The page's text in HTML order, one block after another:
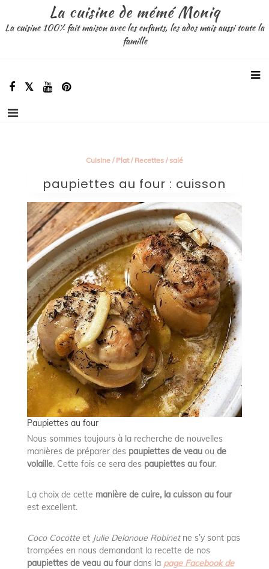
contenu
La cuisine de mémé Moniq
La cuisine 100% fait maison avec les enfants, les ados mais aussi toute la
famille
Cuisine/ Plat/ Recettes/ salé
paupiettes au four : cuisson
Paupiettes au four
Nous sommes toujours à la recherche de nouvelles
manières de préparer des paupiettes de veauou de
volaille. Cette fois ce sera des paupiettes au four.
La choix de cette manière de cuire, la cuisson au four
est excellent.
Coco Cocotte etJulie Delanoue Robinetne s’y sont pas
trompées en nous demandant la recette de nos
paupiettes de veau au fourdans la page Facebook de